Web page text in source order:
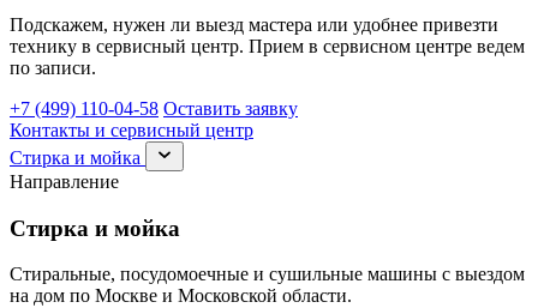
Подскажем, нужен ли выезд мастера или удобнее привезти
технику в сервисный центр. Прием в сервисном центре ведем
по записи.
+7 (499) 110-04-58 Оставить заявку
Контакты и сервисный центр
Стирка и мойка
Раскрыть
раздел
мойка
Направление
Стирка и мойка
Стиральные, посудомоечные и сушильные машины с выездом
на дом по Москве и Московской области.